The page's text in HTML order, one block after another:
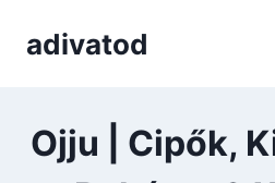
adivatod
Ojju | Cipők,